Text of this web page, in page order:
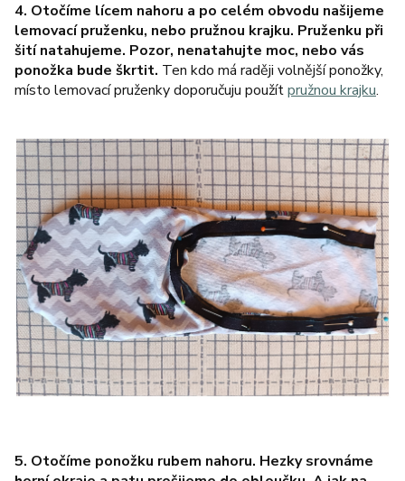
4. Otočíme lícem nahoru a po celém obvodu našijeme
lemovací pruženku, nebo pružnou krajku. Pruženku při
šití natahujeme. Pozor, nenatahujte moc, nebo vás
ponožka bude škrtit. Ten kdo má raději volnější ponožky,
místo lemovací pruženky doporučuju použítpružnou krajku.
5. Otočíme ponožku rubem nahoru. Hezky srovnáme